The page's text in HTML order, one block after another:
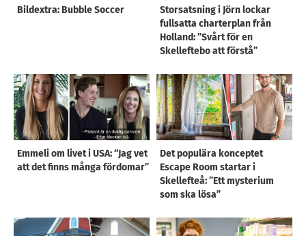
Bildextra: Bubble Soccer
Storsatsning i Jörn lockar
fullsatta charterplan från
Holland: ”Svårt för en
Skelleftebo att förstå”
Emmeli om livet i USA: “Jag vet
att det finns många fördomar”
Det populära konceptet
Escape Room startar i
Skellefteå: ”Ett mysterium
som ska lösa”